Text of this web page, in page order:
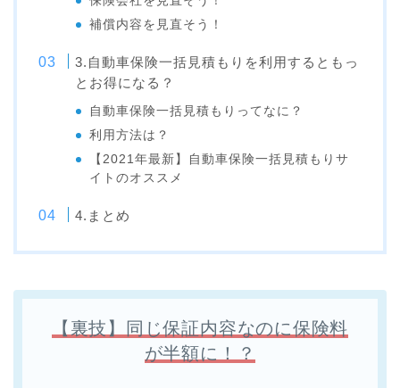
補償内容を見直そう！
3.自動車保険一括見積もりを利用するともっ
とお得になる？
自動車保険一括見積もりってなに？
利用方法は？
【2021年最新】自動車保険一括見積もりサ
イトのオススメ
4.まとめ
【裏技】同じ保証内容なのに保険料
が半額に！？